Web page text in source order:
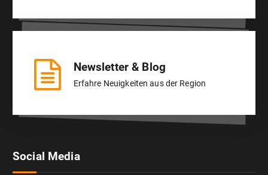
Newsletter & Blog
Erfahre Neuigkeiten aus der Region
Social Media